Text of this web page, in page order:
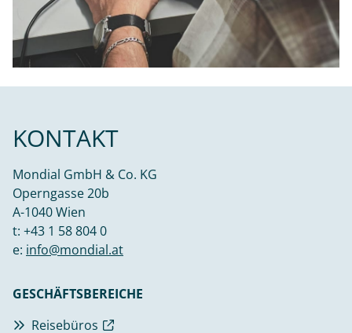
KONTAKT
Mondial GmbH & Co. KG
Operngasse 20b
A-1040 Wien
t: +43 1 58 804 0
e: info@mondial.at
GESCHÄFTSBEREICHE
Reisebüros